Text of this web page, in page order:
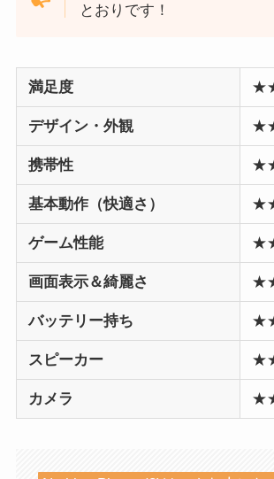
とおりです！
満足度
デザイン・外観
携帯性
基本動作（快適さ）
ゲーム性能
画面表示＆綺麗さ
バッテリー持ち
スピーカー
カメラ